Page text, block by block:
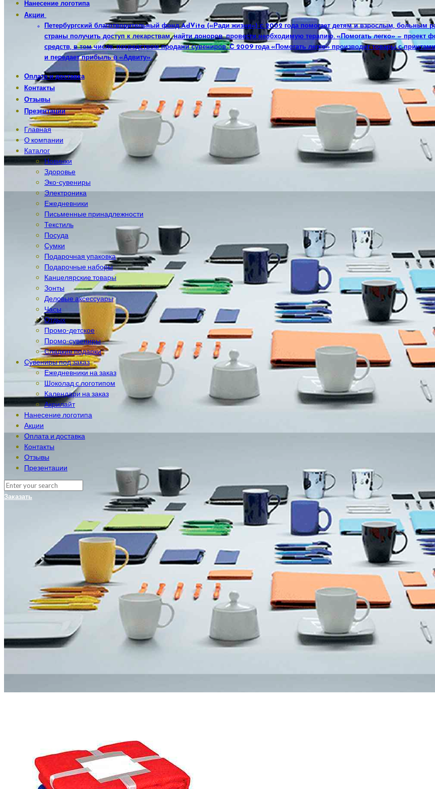
Нанесение логотипа
Акции
Петербургский благотворительный фонд AdVita («Ради жизни») с 2002 года помогает детям и взрослым, больным
страны получить доступ к лекарствам, найти доноров, провести необходимую терапию. «Помогать легко» —
средств, в том числе, посредством продажи сувениров. С 2009 года «Помогать легко» производит товары с
и передает прибыль в «Адвиту».
Оплата и доставка
Контакты
Отзывы
Презентации
Главная
О компании
Каталог
Новинки
Здоровье
Эко-сувениры
Электроника
Ежедневники
Письменные принадлежности
Текстиль
Посуда
Сумки
Подарочная упаковка
Подарочные наборы
Канцелярские товары
Зонты
Деловые аксессуары
Часы
Отдых
Промо-детское
Промо-сувениры
Сладкие подарки
Сувениры под заказ
Ежедневники на заказ
Шоколад с логотипом
Календари на заказ
Акрилайт
Нанесение логотипа
Акции
Оплата и доставка
Контакты
Отзывы
Презентации
Заказать